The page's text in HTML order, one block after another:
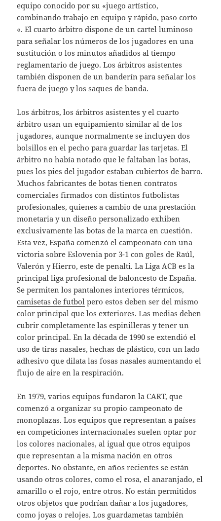
equipo conocido por su «juego artístico,
combinando trabajo en equipo y rápido, paso corto
«. El cuarto árbitro dispone de un cartel luminoso
para señalar los números de los jugadores en una
sustitución o los minutos añadidos al tiempo
reglamentario de juego. Los árbitros asistentes
también disponen de un banderín para señalar los
fuera de juego y los saques de banda.
Los árbitros, los árbitros asistentes y el cuarto
árbitro usan un equipamiento similar al de los
jugadores, aunque normalmente se incluyen dos
bolsillos en el pecho para guardar las tarjetas. El
árbitro no había notado que le faltaban las botas,
pues los pies del jugador estaban cubiertos de barro.
Muchos fabricantes de botas tienen contratos
comerciales firmados con distintos futbolistas
profesionales, quienes a cambio de una prestación
monetaria y un diseño personalizado exhiben
exclusivamente las botas de la marca en cuestión.
Esta vez, España comenzó el campeonato con una
victoria sobre Eslovenia por 3-1 con goles de Raúl,
Valerón y Hierro, este de penalti. La Liga ACB es la
principal liga profesional de baloncesto de España.
Se permiten los pantalones interiores térmicos,
camisetas de futbol pero estos deben ser del mismo
color principal que los exteriores. Las medias deben
cubrir completamente las espinilleras y tener un
color principal. En la década de 1990 se extendió el
uso de tiras nasales, hechas de plástico, con un lado
adhesivo que dilata las fosas nasales aumentando el
flujo de aire en la respiración.
En 1979, varios equipos fundaron la CART, que
comenzó a organizar su propio campeonato de
monoplazas. Los equipos que representan a países
en competiciones internacionales suelen optar por
los colores nacionales, al igual que otros equipos
que representan a la misma nación en otros
deportes. No obstante, en años recientes se están
usando otros colores, como el rosa, el anaranjado, el
amarillo o el rojo, entre otros. No están permitidos
otros objetos que podrían dañar a los jugadores,
como joyas o relojes. Los guardametas también